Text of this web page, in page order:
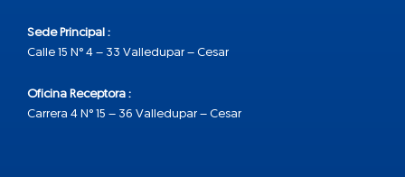
Sede Principal :
Calle 15 N° 4 – 33 Valledupar – Cesar
Oficina Receptora :
Carrera 4 N° 15 – 36 Valledupar – Cesar